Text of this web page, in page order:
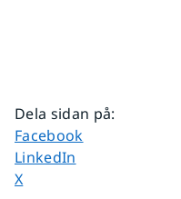
Dela sidan på:
Dela sidan på
Facebook
Dela sidan på
LinkedIn
Dela sidan på
X